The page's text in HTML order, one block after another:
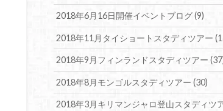
2018年6月16日開催イベントブログ(9)
2018年11月タイショートスタディツアー
2018年9月フィンランドスタディツアー
2018年8月モンゴルスタディツアー(30)
2018年3月キリマンジャロ登山スタディツ